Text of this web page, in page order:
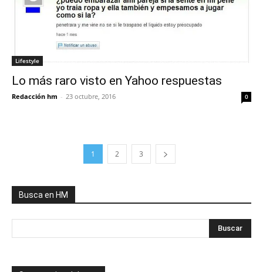
Lifestyle
Lo más raro visto en Yahoo respuestas
Redacción hm - 23 octubre, 2016 0
1 2 3
Busca en HM